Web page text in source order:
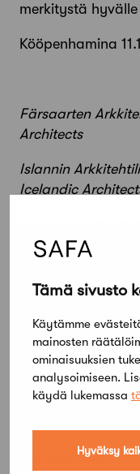
Tämä sivusto
Käytämme
mainosten
ominaisuuksien
analysoimiseen.
käydä lukemassa
Hyväksy
merkitystä
Kööpenhamina
Färsaarten
Architects
Islannin
Icelandic
Architects
Ruotsin
Architects
Suomen
Architects
Tanskan
Jaa artikkeli